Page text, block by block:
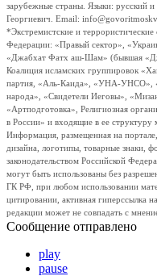
зарубежные страны. Языки: русский и
Георгиевич. Email:
*Экстремистские и
Федерации: «Правый сектор»,
«Джабхат Фатх аш-Шам» (бывшая
Коалиция исламских группировок
партия, «Аль-Каида», «УНА-УНСО»,
народа», «Свидетели Иеговы»,
«Артподготовка», Религиозная
в России» и входящие в ее структуру
Информация, размещенная на
дизайна, логотипы, товарные знаки,
законодательством Российской
могут быть использованы без
ГК РФ, при любом использовании
цитировании, активная гиперссылка
редакции может не совпадать с
Сообщение отправлено
play
pause